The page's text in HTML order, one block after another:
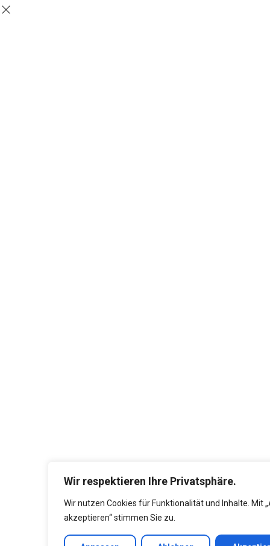
Wir respektieren Ihre Privatsphäre.
Wir nutzen Cookies für Funktionalität und Inhalte. Mit
akzeptieren“ stimmen Sie zu.